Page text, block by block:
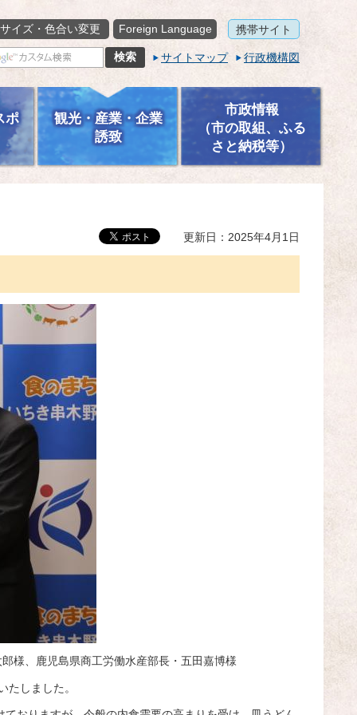
イズ・色合い変更 Foreign Language 携帯サイト
サイトマップ 行政機構図
ポ
観光・産業・企業
誘致
市政情報
（市の取組、ふる
さと納税等）
更新日：2025年4月1日
様、鹿児島県商工労働水産部長・五田嘉博様
しました。